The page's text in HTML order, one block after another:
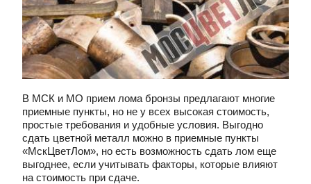
В МСК и МО прием лома бронзы предлагают многие
приемные пункты, но не у всех высокая стоимость,
простые требования и удобные условия. Выгодно
сдать цветной металл можно в приемные пункты
«МскЦветЛом», но есть возможность сдать лом еще
выгоднее, если учитывать факторы, которые влияют
на стоимость при сдаче.